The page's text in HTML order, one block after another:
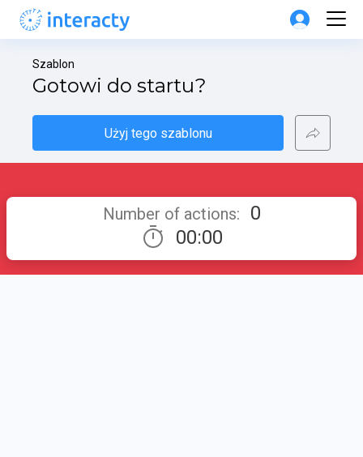
Szablon
Gotowi do startu?
Użyj tego szablonu